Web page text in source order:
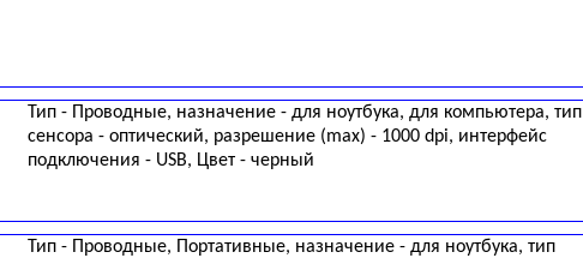
Тип - Проводные, назначение - для ноутбука, для компьютера, тип
сенсора - оптический, разрешение (max) - 1000 dpi, интерфейс
подключения - USB, Цвет - черный
Тип - Проводные, Портативные, назначение - для ноутбука, тип